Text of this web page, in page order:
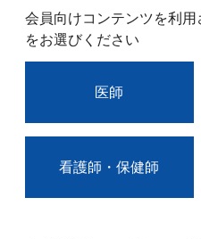
会員向けコンテンツを利
をお選びください
医師
看護師・保健師